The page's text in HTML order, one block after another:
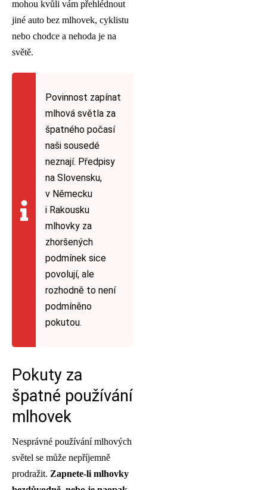
mohou kvůli vám přehlédnout
jiné auto bez mlhovek, cyklistu
nebo chodce a nehoda je na
světě.
Povinnost zapínat
mlhová světla za
špatného počasí
naši sousedé
neznají. Předpisy
na Slovensku,
v Německu
i Rakousku
mlhovky za
zhoršených
podmínek sice
povolují, ale
rozhodně to není
podmíněno
pokutou.
Pokuty za
špatné používání
mlhovek
Nesprávné používání mlhových
světel se může nepříjemně
prodražit. Zapnete-li mlhovky